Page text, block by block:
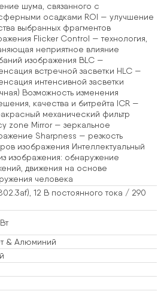
шума, связанного с
осадками ROI — улучшение
выбранных фрагментов
Flicker Control — технология,
неприятное влияние
изображения BLC —
встречной засветки HLC —
интенсивной засветки
Возможность изменения
качества и битрейта ICR —
механический фильтр
zone Mirror — зеркальное
Sharpness — резкость
изображения Интеллектуальный
изображения: обнаружение
движения на основе
человека
12 В постоянного тока / 290
& Алюминий